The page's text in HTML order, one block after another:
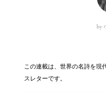
by
この連載は、世界の名詩を現
スレターです。